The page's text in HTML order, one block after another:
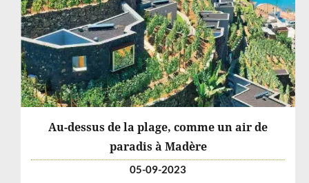
Au-dessus de la plage, comme un air de
paradis à Madère
05-09-2023